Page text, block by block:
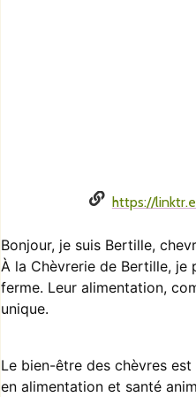
https://
Bonjour, je suis Bertille,
À la Chèvrerie de Bertille, je
ferme. Leur alimentation,
unique.
Le bien-être des chèvres est
en alimentation et santé